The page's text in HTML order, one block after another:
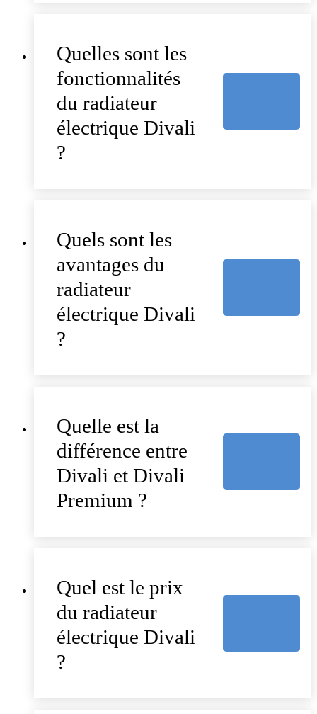
Quelles sont les
fonctionnalités
du radiateur
électrique Divali
?
Quels sont les
avantages du
radiateur
électrique Divali
?
Quelle est la
différence entre
Divali et Divali
Premium ?
Quel est le prix
du radiateur
électrique Divali
?